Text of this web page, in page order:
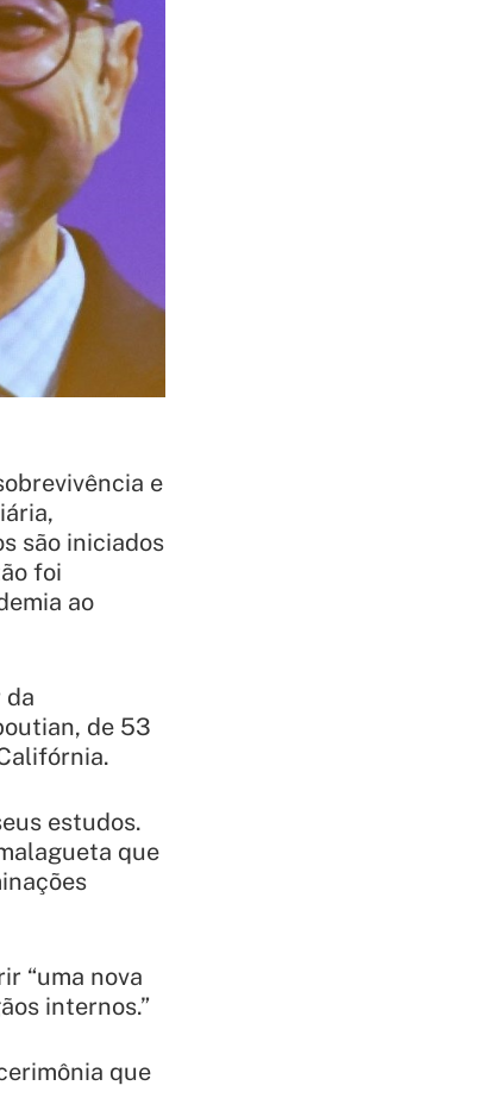
e
são iniciados
foi
ao
da
de 53
estudos.
que
“uma nova
internos.”
que